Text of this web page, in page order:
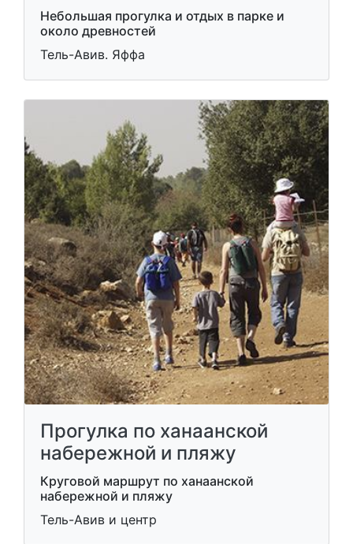
Небольшая прогулка и отдых в парке и
около древностей
Тель-Авив. Яффа
Прогулка по ханаанской
набережной и пляжу
Круговой маршрут по ханаанской
набережной и пляжу
Тель-Авив и центр